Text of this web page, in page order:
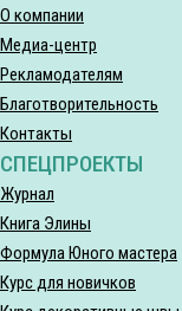
О компании
Медиа-центр
Рекламодателям
Благотворительность
Контакты
СПЕЦПРОЕКТЫ
Журнал
Книга Элины
Формула Юного мастера
Курс для новичков